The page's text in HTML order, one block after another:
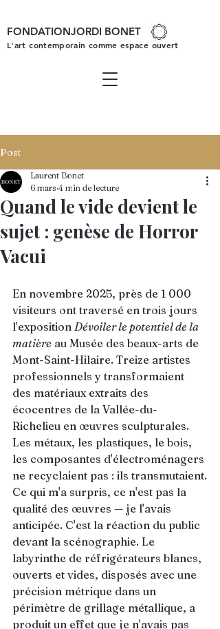
L'art contemporain comme espace ouvert
FONDATIONJORDI BONET
Post
Quand le vide devient le
sujet : genèse de Horror
Vacui
Laurent Bonet
6 mars 4 min de lecture
En novembre 2025, près de 1 000
visiteurs ont traversé en trois jours
l'exposition Dévoiler le potentiel de la
matière au Musée des beaux-arts de
Mont-Saint-Hilaire. Treize artistes
professionnels y transformaient
des matériaux extraits des
écocentres de la Vallée-du-
Richelieu en œuvres sculpturales.
Les métaux, les plastiques, le bois,
les composantes d'électroménagers
ne recyclaient pas : ils transmutaient.
Ce qui m'a surpris, ce n'est pas la
qualité des œuvres — je l'avais
anticipée. C'est la réaction du public
devant la scénographie. Le
labyrinthe de réfrigérateurs blancs,
ouverts et vides, disposés avec une
précision métrique dans un
périmètre de grillage métallique, a
produit un effet que je n'avais pas